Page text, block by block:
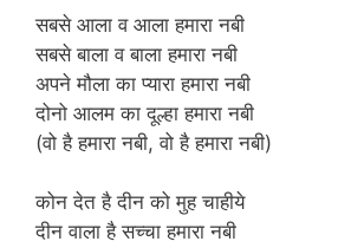
सबसे आला व आला हमारा नबी
सबसे बाला व बाला हमारा नबी
अपने मौला का प्यारा हमारा नबी
दोनो आलम का दूल्हा हमारा नबी
(वो है हमारा नबी, वो है हमारा नबी)
कोन देत है दीन को मुह चाहीये
दीन वाला है सच्चा हमारा नबी